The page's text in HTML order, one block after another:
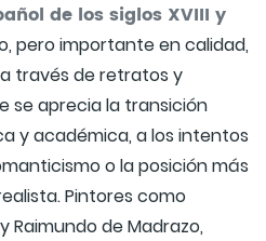
de los siglos XVIII y
pero importante en calidad,
través de retratos y
se aprecia la transición
y académica, a los intentos
o la posición más
Pintores como
Raimundo de Madrazo,